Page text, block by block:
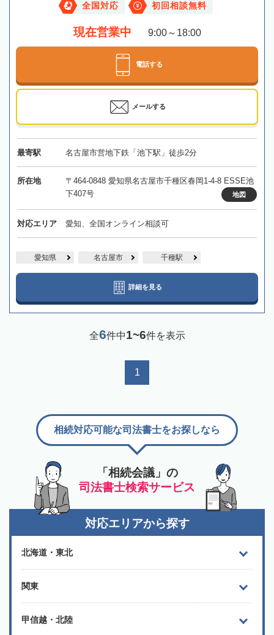
全国対応 初回相談無料
現在営業中 9:00～18:00
電話する
メールする
最寄駅 名古屋市営地下鉄「池下駅」徒歩2分
所在地
〒464-0848 愛知県名古屋市千種区春岡1-4-8 ESSE池
下407号
地図
対応エリア 愛知、全国オンライン相談可
愛知県 名古屋市 千種駅
詳細を見る
全6件中1~6件を表示
1
「相続会議」の
司法書士検索サービス
相続対応可能な司法書士をお探しなら
対応エリアから探す
北海道・東北
関東
甲信越・北陸